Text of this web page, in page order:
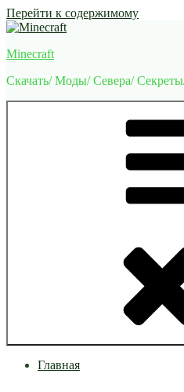
Перейти к содержимому
Minecraft
Скачать/ Моды/ Севера/
Главная